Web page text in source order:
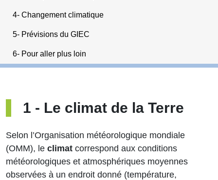
4- Changement climatique
5- Prévisions du GIEC
6- Pour aller plus loin
1 - Le climat de la Terre
Selon l’Organisation météorologique mondiale
(OMM), le climat correspond aux conditions
météorologiques et atmosphériques moyennes
observées à un endroit donné (température,